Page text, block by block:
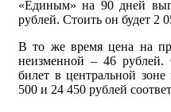
«Единым» на 90 дней
рублей. Стоить он будет 2
В то же время цена на
неизменной – 46 рублей.
билет в центральной
500 и 24 450 рублей